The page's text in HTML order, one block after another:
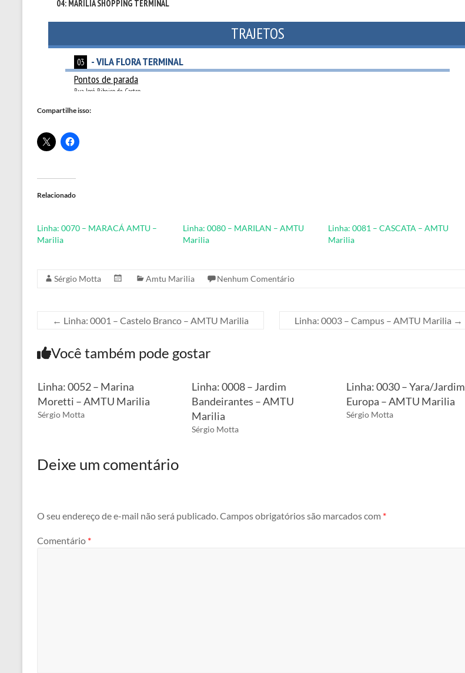
Compartilhe isso:
Relacionado
Linha: 0070 – MARACÁ AMTU –
Marilia
Linha: 0080 – MARILAN – AMTU
Marilia
Linha: 0081 – CASCATA – AMTU
Marilia
Sérgio Motta Amtu Marilia Nenhum Comentário
← Linha: 0001 – Castelo Branco – AMTU Marilia Linha: 0003 – Campus – AMTU Marilia →
Você também pode gostar
Linha: 0052 – Marina
Moretti – AMTU Marilia
Sérgio Motta
Linha: 0008 – Jardim
Bandeirantes – AMTU
Marilia
Sérgio Motta
Linha: 0030 – Yara/Jardim
Europa – AMTU Marilia
Sérgio Motta
Deixe um comentário
O seu endereço de e-mail não será publicado.Campos obrigatórios são marcados com *
Comentário *